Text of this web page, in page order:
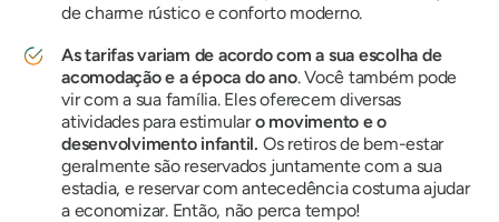
de charme rústico e conforto moderno.
As tarifas variam de acordo com a sua escolha de
acomodação e a época do ano. Você também pode
vir com a sua família. Eles oferecem diversas
atividades para estimularo movimento e o
desenvolvimento infantil. Os retiros de bem-estar
geralmente são reservados juntamente com a sua
estadia, e reservar com antecedência costuma ajudar
a economizar. Então, não perca tempo!